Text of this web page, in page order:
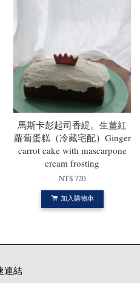
馬斯卡彭起司香緹。生薑紅
蘿蔔蛋糕（冷藏宅配）Ginger
carrot cake with mascarpone
cream frosting
NT$ 720
加入購物車
連結